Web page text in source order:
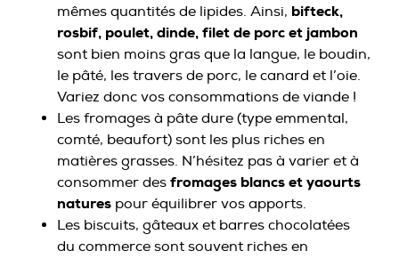
mêmes quantités de lipides. Ainsi, bifteck,
rosbif, poulet, dinde, filet de porc et jambon
sont bien moins gras que la langue, le boudin,
le pâté, les travers de porc, le canard et l’oie.
Variez donc vos consommations de viande !
Les fromages à pâte dure (type emmental,
comté, beaufort) sont les plus riches en
matières grasses. N’hésitez pas à varier et à
consommer des fromages blancs et yaourts
natures pour équilibrer vos apports.
Les biscuits, gâteaux et barres chocolatées
du commerce sont souvent riches en